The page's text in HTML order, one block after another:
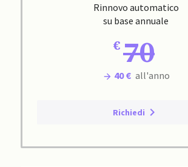
Rinnovo automatico
su base annuale
70
40 € all'anno
Richiedi